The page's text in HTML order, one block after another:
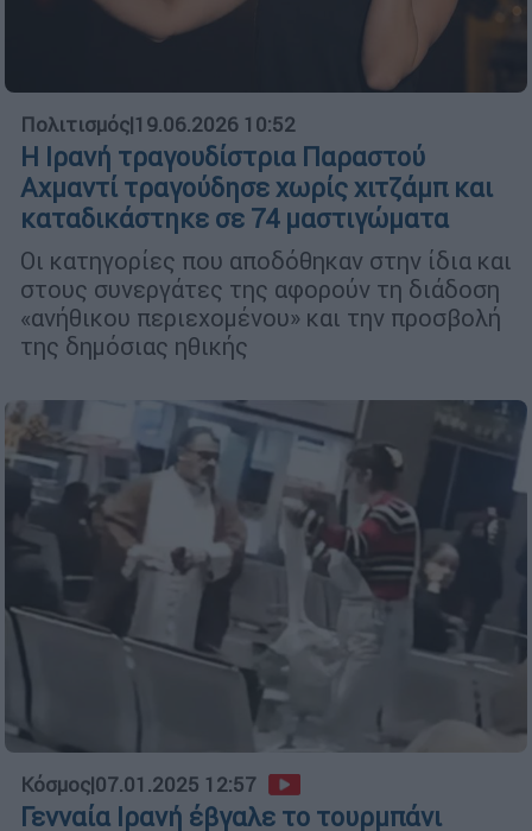
Πολιτισμός|19.06.2026 10:52
Η Ιρανή τραγουδίστρια Παραστού
Αχμαντί τραγούδησε χωρίς χιτζάμπ και
καταδικάστηκε σε 74 μαστιγώματα
Οι κατηγορίες που αποδόθηκαν στην ίδια και
στους συνεργάτες της αφορούν τη διάδοση
«ανήθικου περιεχομένου» και την προσβολή
της δημόσιας ηθικής
Κόσμος|07.01.2025 12:57
Γενναία Ιρανή έβγαλε το τουρμπάνι